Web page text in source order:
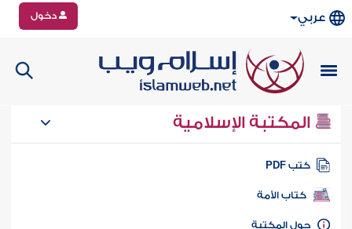
عربي دخول
المكتبة الإسلامية
كتب PDF
كتاب الأمة